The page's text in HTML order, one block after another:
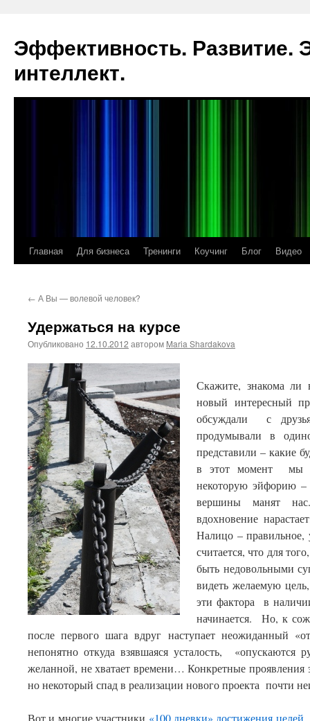
Эффективность. Развитие.
интеллект.
Перейти
содержимому
Главная Для бизнеса Тренинги Коучинг Блог Видео
← А Вы — волевой человек?
Удержаться на курсе
Опубликовано 12.10.2012 автором Maria Shardakova
Скажите, знакома ли
новый интересный
обсуждали с
продумывали в
представили – какие
в этот момент мы
некоторую эйфорию –
вершины манят
вдохновение
Налицо – правильное,
считается, что для
быть недовольными
видеть желаемую
эти фактора в
начинается. Но, к
после первого шага вдруг наступает неожиданный
непонятно откуда взявшаяся усталость, «опускаются
желанной, не хватает времени… Конкретные проявления
но некоторый спад в реализации нового проекта почти
Вот и многие участники «100 дневки» достижения целей